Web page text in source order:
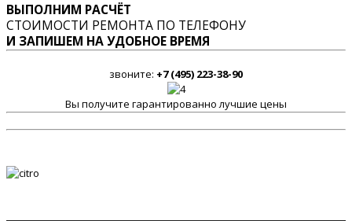
ВЫПОЛНИМ РАСЧЁТ
СТОИМОСТИ РЕМОНТА ПО ТЕЛЕФОНУ
И ЗАПИШЕМ НА УДОБНОЕ ВРЕМЯ
звоните: +7 (495) 223-38-90
Вы получите гарантированно лучшие цены